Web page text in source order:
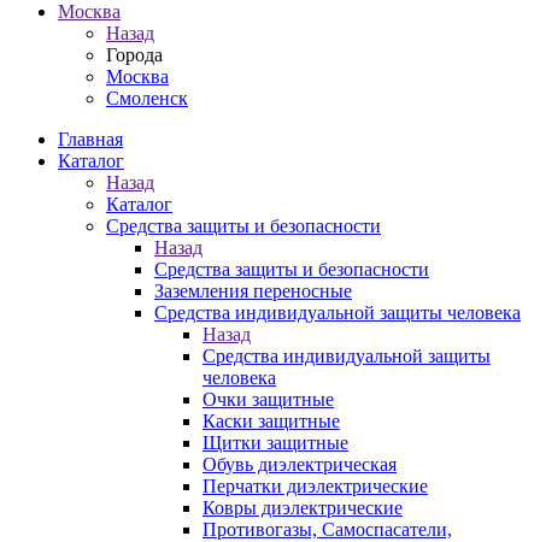
Москва
Назад
Города
Москва
Смоленск
Главная
Каталог
Назад
Каталог
Средства защиты и безопасности
Назад
Средства защиты и безопасности
Заземления переносные
Средства индивидуальной защиты человека
Назад
Средства индивидуальной защиты
человека
Очки защитные
Каски защитные
Щитки защитные
Обувь диэлектрическая
Перчатки диэлектрические
Ковры диэлектрические
Противогазы, Самоспасатели,